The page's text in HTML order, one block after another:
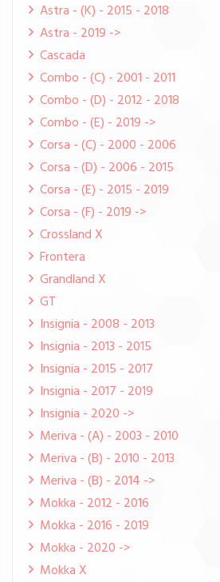
Astra - (K) - 2015 - 2018
Astra - 2019 ->
Cascada
Combo - (C) - 2001 - 2011
Combo - (D) - 2012 - 2018
Combo - (E) - 2019 ->
Corsa - (C) - 2000 - 2006
Corsa - (D) - 2006 - 2015
Corsa - (E) - 2015 - 2019
Corsa - (F) - 2019 ->
Crossland X
Frontera
Grandland X
GT
Insignia - 2008 - 2013
Insignia - 2013 - 2015
Insignia - 2015 - 2017
Insignia - 2017 - 2019
Insignia - 2020 ->
Meriva - (A) - 2003 - 2010
Meriva - (B) - 2010 - 2013
Meriva - (B) - 2014 ->
Mokka - 2012 - 2016
Mokka - 2016 - 2019
Mokka - 2020 ->
Mokka X